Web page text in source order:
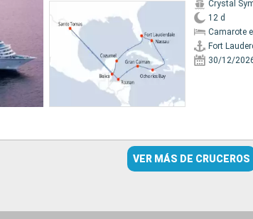
Crystal
12 d
Camarote
Fort
30/12/
VER MÁS DE CRUCEROS